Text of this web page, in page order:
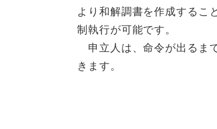
より和解調書を作成するこ
制執行が可能です。
申立人は、命令が出るま
きます。